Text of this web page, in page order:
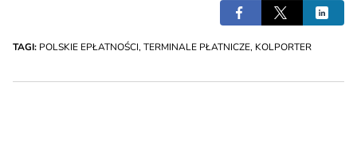
TAGI: POLSKIE EPŁATNOŚCI, TERMINALE PŁATNICZE, KOLPORTER